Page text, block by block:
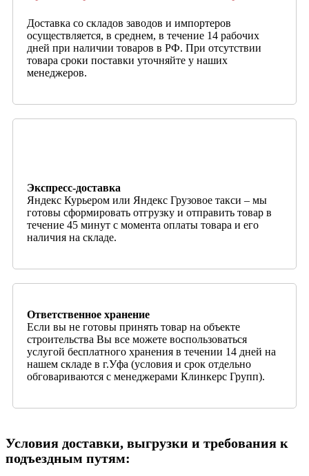
Доставка со складов заводов и импортеров
осуществляется, в среднем, в течение 14 рабочих
дней при наличии товаров в РФ. При отсутствии
товара сроки поставки уточняйте у наших
менеджеров.
Экспресс-доставка
Яндекс Курьером или Яндекс Грузовое такси – мы
готовы сформировать отгрузку и отправить товар в
течение 45 минут с момента оплаты товара и его
наличия на складе.
Ответственное хранение
Если вы не готовы принять товар на объекте
строительства Вы все можете воспользоваться
услугой бесплатного хранения в течении 14 дней на
нашем складе в г.Уфа (условия и срок отдельно
обговариваются с менеджерами Клинкерс Групп).
Условия доставки, выгрузки и требования к
подъездным путям: